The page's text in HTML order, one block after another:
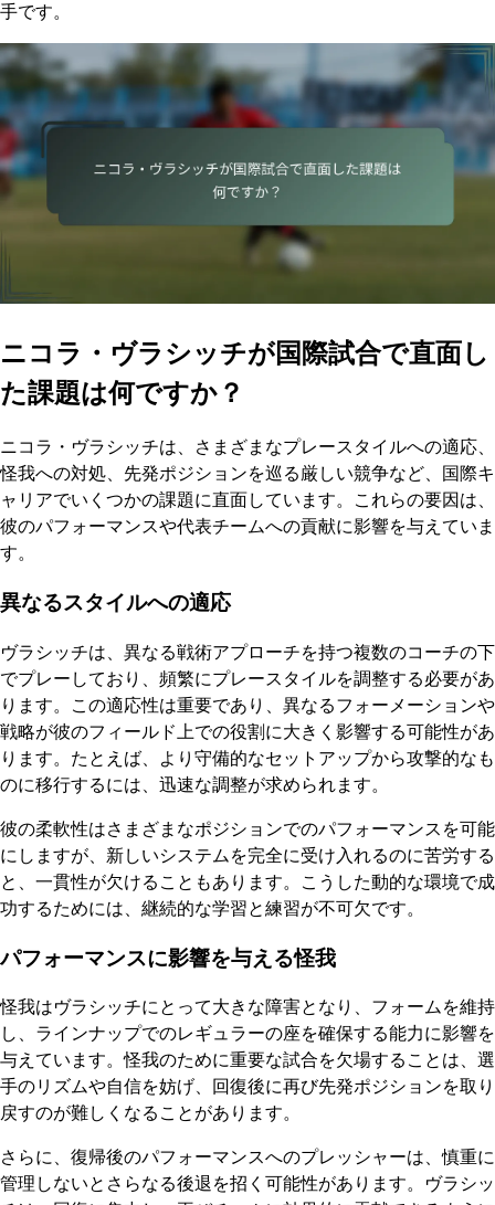
手です。
ニコラ・ヴラシッチが国際試合で直面し
た課題は何ですか？
ニコラ・ヴラシッチは、さまざまなプレースタイルへの適応、
怪我への対処、先発ポジションを巡る厳しい競争など、国際キ
ャリアでいくつかの課題に直面しています。これらの要因は、
彼のパフォーマンスや代表チームへの貢献に影響を与えていま
す。
異なるスタイルへの適応
ヴラシッチは、異なる戦術アプローチを持つ複数のコーチの下
でプレーしており、頻繁にプレースタイルを調整する必要があ
ります。この適応性は重要であり、異なるフォーメーションや
戦略が彼のフィールド上での役割に大きく影響する可能性があ
ります。たとえば、より守備的なセットアップから攻撃的なも
のに移行するには、迅速な調整が求められます。
彼の柔軟性はさまざまなポジションでのパフォーマンスを可能
にしますが、新しいシステムを完全に受け入れるのに苦労する
と、一貫性が欠けることもあります。こうした動的な環境で成
功するためには、継続的な学習と練習が不可欠です。
パフォーマンスに影響を与える怪我
怪我はヴラシッチにとって大きな障害となり、フォームを維持
し、ラインナップでのレギュラーの座を確保する能力に影響を
与えています。怪我のために重要な試合を欠場することは、選
手のリズムや自信を妨げ、回復後に再び先発ポジションを取り
戻すのが難しくなることがあります。
さらに、復帰後のパフォーマンスへのプレッシャーは、慎重に
管理しないとさらなる後退を招く可能性があります。ヴラシッ